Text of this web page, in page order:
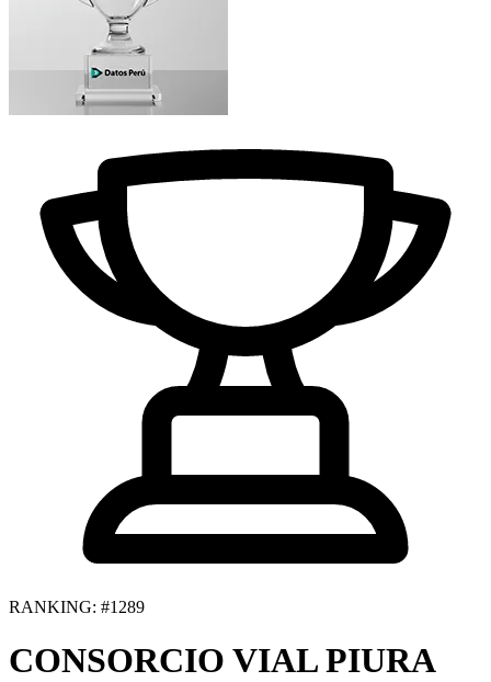
RANKING: #1289
CONSORCIO VIAL PIURA